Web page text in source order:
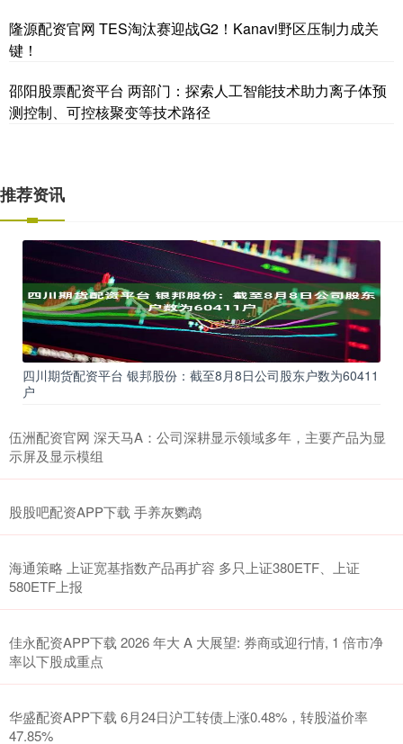
隆源配资官网 TES淘汰赛迎战G2！Kanavi野区压制力成关
键！
邵阳股票配资平台 两部门：探索人工智能技术助力离子体预
测控制、可控核聚变等技术路径
推荐资讯
四川期货配资平台 银邦股份：截至8月8日公司股东户数为60411
户
伍洲配资官网 深天马A：公司深耕显示领域多年，主要产品为显
示屏及显示模组
股股吧配资APP下载 手养灰鹦鹉
海通策略 上证宽基指数产品再扩容 多只上证380ETF、上证
580ETF上报
佳永配资APP下载 2026 年大 A 大展望: 券商或迎行情, 1 倍市净
率以下股成重点
华盛配资APP下载 6月24日沪工转债上涨0.48%，转股溢价率
47.85%